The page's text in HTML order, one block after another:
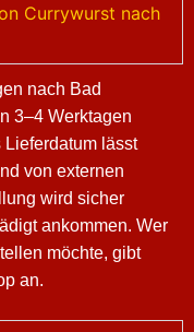
Currywurst nach
nach Bad
3–4 Werktagen
lässt
von externen
wird sicher
ankommen. Wer
möchte, gibt
an.